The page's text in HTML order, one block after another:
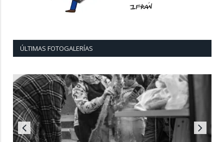
ÚLTIMAS FOTOGALERÍAS